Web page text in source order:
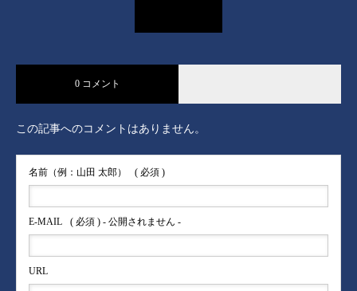
0 コメント
この記事へのコメントはありません。
名前（例：山田 太郎） ( 必須 )
E-MAIL ( 必須 ) - 公開されません -
URL